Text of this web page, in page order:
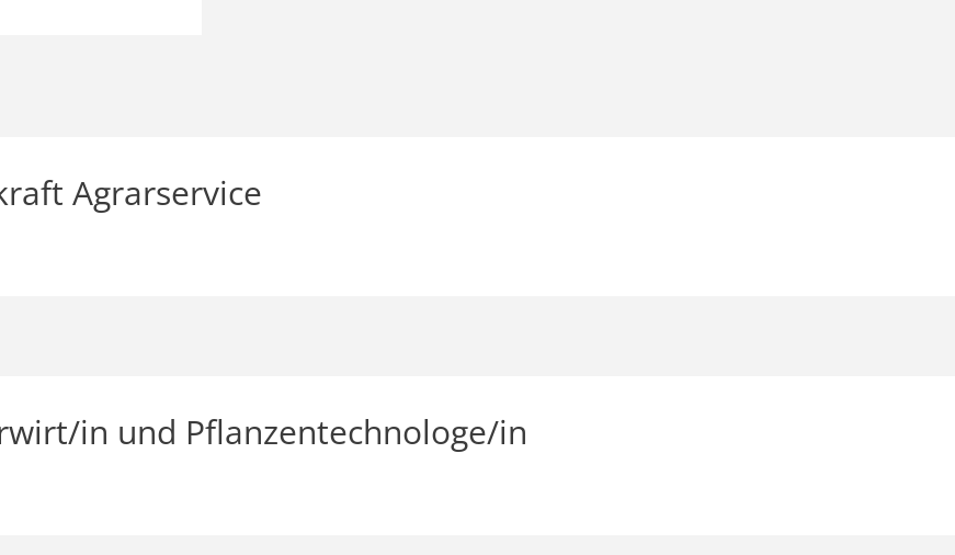
Agrarservice
in und Pflanzentechnologe/in